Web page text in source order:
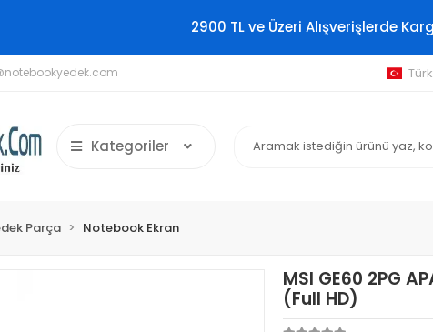
2900 TL ve Üzeri Alışverişlerde
Kategoriler
Parça Notebook Ekran
MSI GE60 2PG
(Full HD)